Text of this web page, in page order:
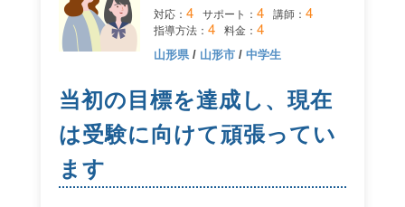
対応： 4 サポート： 4 講師： 4
指導方法： 4 料金： 4
山形県/ 山形市/ 中学生
当初の目標を達成し、現在
は受験に向けて頑張ってい
ます